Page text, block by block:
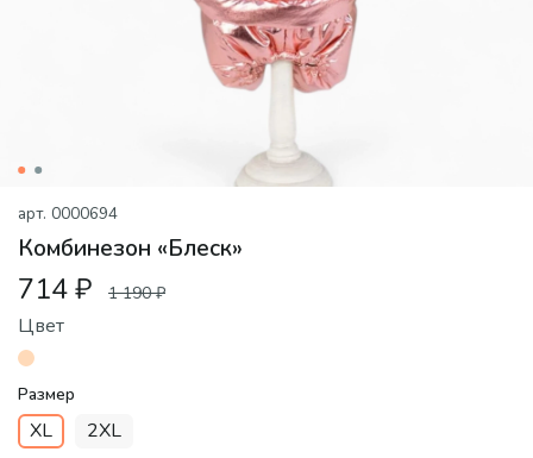
арт. 0000694
Комбинезон «Блеск»
714 ₽ 1 190 ₽
Цвет
Размер
XL 2XL